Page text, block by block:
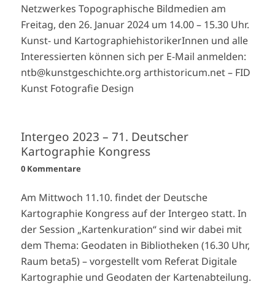
Netzwerkes Topographische Bildmedien am
Freitag, den 26. Januar 2024 um 14.00 – 15.30 Uhr.
Kunst- und KartographiehistorikerInnen und alle
Interessierten können sich per E-Mail anmelden:
ntb@kunstgeschichte.org arthistoricum.net – FID
Kunst Fotografie Design
Intergeo 2023 – 71. Deutscher
Kartographie Kongress
0 Kommentare
Am Mittwoch 11.10. findet der Deutsche
Kartographie Kongress auf der Intergeo statt. In
der Session „Kartenkuration“ sind wir dabei mit
dem Thema: Geodaten in Bibliotheken (16.30 Uhr,
Raum beta5) – vorgestellt vom Referat Digitale
Kartographie und Geodaten der Kartenabteilung.